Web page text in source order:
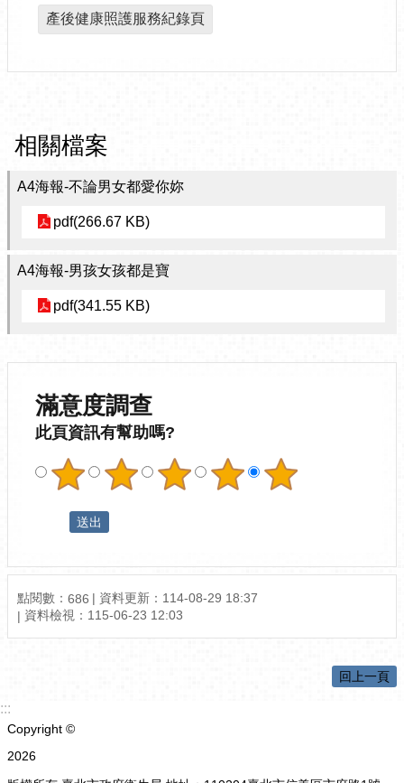
產後健康照護服務紀錄頁
相關檔案
A4海報-不論男女都愛你妳
pdf(266.67 KB)
A4海報-男孩女孩都是寶
pdf(341.55 KB)
滿意度調查
此頁資訊有幫助嗎?
點閱數： 686 資料更新： 114-08-29 18:37
資料檢視： 115-06-23 12:03
回上一頁
:::
Copyright ©
2026